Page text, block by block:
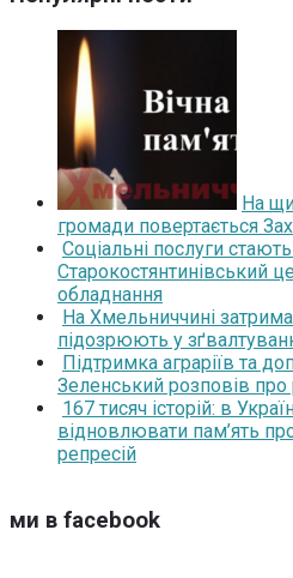
На
громади повертається
Соціальні послуги
Старокостянтинівський
обладнання
На Хмельниччині
підозрюють у
Підтримка аграріїв та
Зеленський розповів
167 тисяч історій: в
відновлювати пам’ять
репресій
ми в facebook